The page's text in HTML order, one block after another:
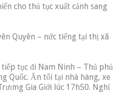
cho thủ tục xuất cảnh sang
Quyên – nức tiếng tại thị xã
tục đi Nam Ninh – Thủ phủ
Quốc. Ăn tối tại nhà hàng, xe
Gia Giới lúc 17h50. Nghỉ